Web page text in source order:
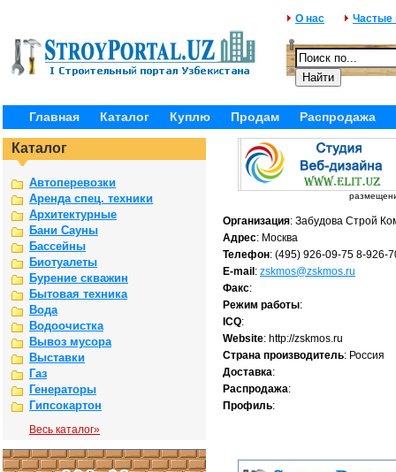
О нас Частые
Главная Каталог Куплю Продам Распродажа
Каталог
Автоперевозки
Аренда спец. техники
Архитектурные
Бани Сауны
Бассейны
Биотуалеты
Бурение скважин
Бытовая техника
Вода
Водоочистка
Вывоз мусора
Выставки
Газ
Генераторы
Гипсокартон
Весь каталог»
Организация: Забудова Строй
Адрес: Москва
Телефон: (495) 926-09-75 8-926-
E-mail : zskmos@zskmos.ru
Факс:
Режим работы:
ICQ:
Website: http://zskmos.ru
Страна производитель: Россия
Доставка:
Распродажа:
Профиль: